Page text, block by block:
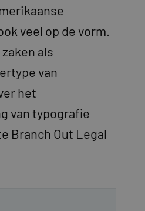
veel op de vorm.
als
van
het
van typografie
Branch Out Legal